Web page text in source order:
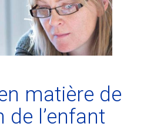
matière de
de l’enfant